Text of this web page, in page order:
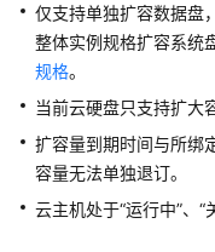
品
介
绍
速
入
门
仅支持单独扩容数据盘
整体实例规格扩容系统
规格。
当前云硬盘只支持扩大
扩容量到期时间与所绑
容量无法单独退订。
云主机处于“运行中”、 “